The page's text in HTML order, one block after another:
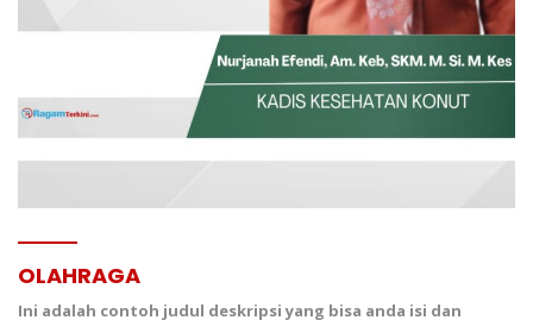
OLAHRAGA
Ini adalah contoh judul deskripsi yang bisa anda isi dan